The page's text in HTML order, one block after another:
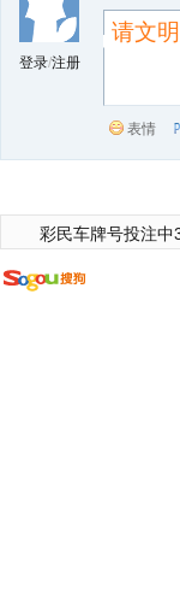
登录/注册
表情
彩民车牌号投注中